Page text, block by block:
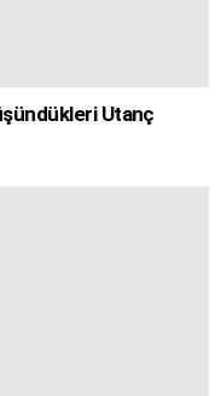
Utanç